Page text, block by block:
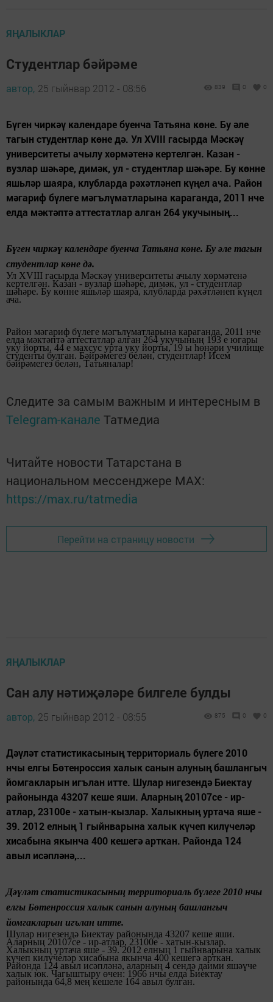
ЯҢАЛЫКЛАР
Студентлар бәйрәме
автор, 25 гыйнвар 2012 - 08:56 839 0 0
Бүген чиркәү календаре буенча Татьяна көне. Бу әле
тагын студентлар көне дә. Ул XVIII гасырда Мәскәү
университеты ачылу хөрмәтенә кертелгән. Казан -
вузлар шәһәре, димәк, ул - студентлар шәһәре. Бу көнне
яшьләр шаяра, клубларда рәхәтләнеп күңел ача. Район
мәгариф бүлеге мәгълүматларына караганда, 2011 нче
елда мәктәптә аттестатлар алган 264 укучының...
Бүген чиркәү календаре буенча Татьяна көне. Бу әле тагын
студентлар көне дә.
Ул XVIII гасырда Мәскәү университеты ачылу хөрмәтенә
кертелгән. Казан - вузлар шәһәре, димәк, ул - студентлар
шәһәре. Бу көнне яшьләр шаяра, клубларда рәхәтләнеп күңел
ача.
Район мәгариф бүлеге мәгълүматларына караганда, 2011 нче
елда мәктәптә аттестатлар алган 264 укучының 193 е югары
уку йорты, 44 е махсус урта уку йорты, 19 ы һөнәри училище
студенты булган. Бәйрәмегез белән, студентлар! Исем
бәйрәмегез белән, Татьяналар!
Следите за самым важным и интересным в
Telegram-канале Татмедиа
Читайте новости Татарстана в
национальном мессенджере MАХ:
https://max.ru/tatmedia
Перейти на страницу новости
ЯҢАЛЫКЛАР
Сан алу нәтиҗәләре билгеле булды
автор, 25 гыйнвар 2012 - 08:55 875 0 0
Дәүләт статистикасының территориаль бүлеге 2010
нчы елгы Бөтенроссия халык санын алуның башлангыч
йомгакларын игълан итте. Шулар нигезендә Биектау
районында 43207 кеше яши. Аларның 20107се - ир-
атлар, 23100е - хатын-кызлар. Халыкның уртача яше -
39. 2012 елның 1 гыйнварына халык күчеп килүчеләр
хисабына якынча 400 кешегә арткан. Районда 124
авыл исәпләнә,...
Дәүләт статистикасының территориаль бүлеге 2010 нчы
елгы Бөтенроссия халык санын алуның башлангыч
йомгакларын игълан итте.
Шулар нигезендә Биектау районында 43207 кеше яши.
Аларның 20107се - ир-атлар, 23100е - хатын-кызлар.
Халыкның уртача яше - 39. 2012 елның 1 гыйнварына халык
күчеп килүчеләр хисабына якынча 400 кешегә арткан.
Районда 124 авыл исәпләнә, аларның 4 сендә даими яшәүче
халык юк. Чагыштыру өчен: 1966 нчы елда Биектау
районында 64,8 мең кешеле 164 авыл булган.